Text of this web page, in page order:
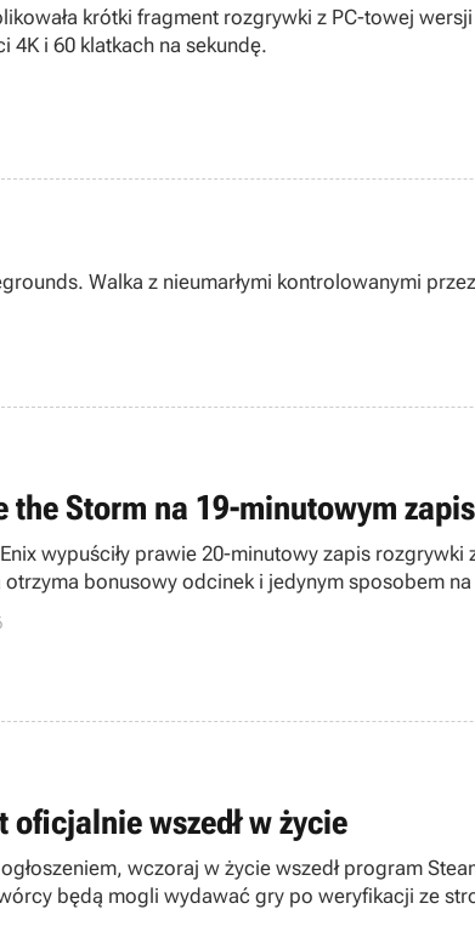
krótki fragment rozgrywki z PC-towej
4K i 60 klatkach na sekundę.
Walka z nieumarłymi kontrolowanymi
the Storm na 19-minutowym
wypuściły prawie 20-minutowy zapis rozgrywki
bonusowy odcinek i jedynym sposobem
że drugi epizod ukaże się ok. 8-10 tygodni
oficjalnie wszedł w życie
wczoraj w życie wszedł program
będą mogli wydawać gry po weryfikacji ze